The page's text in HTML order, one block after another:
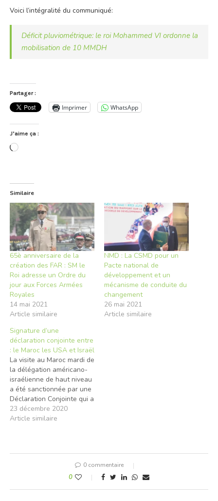
Voici l’intégralité du communiqué:
Déficit pluviométrique: le roi Mohammed VI ordonne la
mobilisation de 10 MMDH
Partager :
Imprimer WhatsApp
J’aime ça :
Chargement…
Similaire
65è anniversaire de la
création des FAR : SM le
Roi adresse un Ordre du
jour aux Forces Armées
Royales
14 mai 2021
Article similaire
NMD : La CSMD pour un
Pacte national de
développement et un
mécanisme de conduite du
changement
26 mai 2021
Article similaire
Signature d’une
déclaration conjointe entre
: le Maroc les USA et Israël
La visite au Maroc mardi de
la délégation américano-
israélienne de haut niveau
a été sanctionnée par une
Déclaration Conjointe qui a
mis l’accent sur l’ouverture
d’une ère nouvelle dans
23 décembre 2020
Article similaire
0 commentaire
0